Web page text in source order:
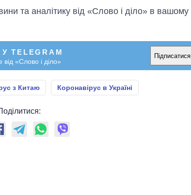
та аналітику від «Слово і діло» в вашому
TELEGRAM
«Слово і діло»
Підписатися
з Китаю Коронавірус в Україні